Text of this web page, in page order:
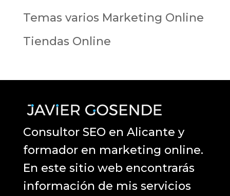
Temas varios Marketing Online
Tiendas Online
Consultor SEO en Alicante y
formador en marketing online.
En este sitio web encontrarás
información de mis servicios